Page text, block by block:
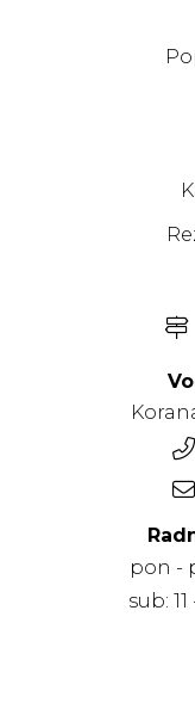
pon -
sub: